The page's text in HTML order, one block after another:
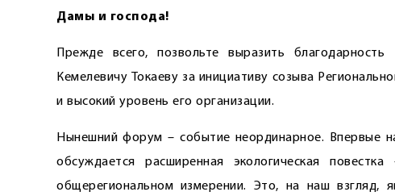
Дамы и господа!
Прежде всего, позвольте выразить
Кемелевичу Токаеву за инициативу созыва
и высокий уровень его организации.
Нынешний форум – событие неординарное. Впервые
обсуждается расширенная экологическая
общерегиональном измерении. Это, на наш взгляд,